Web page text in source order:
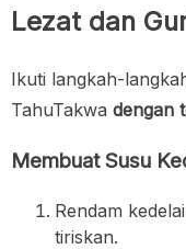
Lezat dan
Ikuti langkah-
TahuTakwa dengan
Membuat Susu
Rendam
tiriskan.